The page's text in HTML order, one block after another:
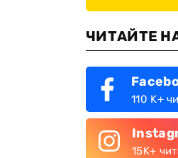
ЧИТАЙТЕ
110 K+
15K+